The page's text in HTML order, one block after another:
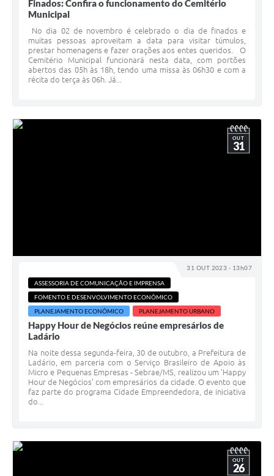
Finados: Confira o funcionamento do Cemitério
Municipal
No dia 02 de novembro é celebrado o dia de finados e
muitas pessoas aproveitam a data para visitar túmulos,
prestar homenagens e fazer orações aos entes queridos. O
Cemitério Municipal funcionará nesta data, com portões
abertos das 05h às 18h, tendo uma missa às 06h30 e com a
récita do terça às 06h. Já...
31 OUT 2023 - 13h07
OUT
31
ASSESSORIA DE COMUNICAÇÃO E IMPRENSA
FOMENTO E DESENVOLVIMENTO ECONÔMICO
PLANEJAMENTO ECONÔMICO
PLANEJAMENTO URBANO
Happy Hour de Negócios reúne empresários de
Ladário
Na noite dessa segunda-feira, 30 de outubro, a Prefeitura de
Ladário, em parceria com o Serviço Brasileiro de Apoio às
Micro e Pequenas Empresas - Sebrae/MS, realizou um 'Happy
Hour de Negócios' com empresários da cidade. O evento que
faz parte do programa Cidade Empreendedora, de iniciativa
do...
OUT
26